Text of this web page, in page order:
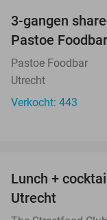
3-gangen
Pastoe Foodbar
Pastoe Foodbar
Utrecht
Verkocht: 443
Lunch +
Utrecht